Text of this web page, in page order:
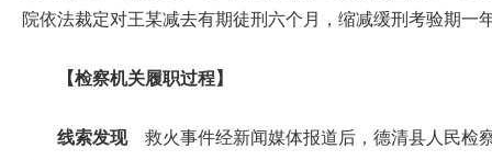
院依法裁定对王某减去有期徒刑六个月，缩减缓刑考验期一
【检察机关履职过程】
线索发现救火事件经新闻媒体报道后，德清县人民检